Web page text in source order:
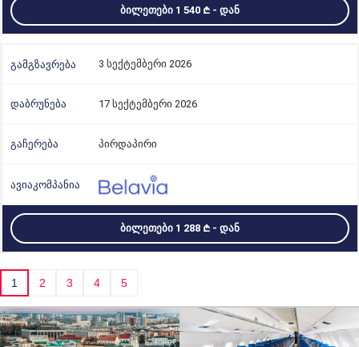
ᲑᲘᲚᲔᲗᲔᲑᲘ 1 540 - ᲓᲐᲜ
3 სექტემბერი 2026
17 სექტემბერი 2026
პირდაპირი
ᲑᲘᲚᲔᲗᲔᲑᲘ 1 288 - ᲓᲐᲜ
1 2 3 4 5